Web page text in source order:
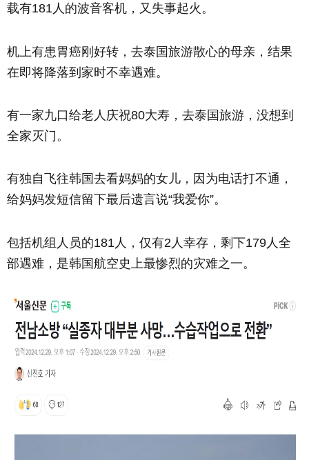
载有181人的波音客机，又失事起火。
机上有患胃癌刚好转，去泰国旅游散心的母亲，结果
在即将降落到家时不幸遇难。
有一家九口给老人庆祝80大寿，去泰国旅游，没想到
全家灭门。
有独自飞往韩国去看妈妈的女儿，因为电话打不通，
给妈妈发短信留下最后遗言说“我爱你”。
包括机组人员的181人，仅有2人幸存，剩下179人全
部遇难，是韩国航空史上最惨烈的灾难之一。